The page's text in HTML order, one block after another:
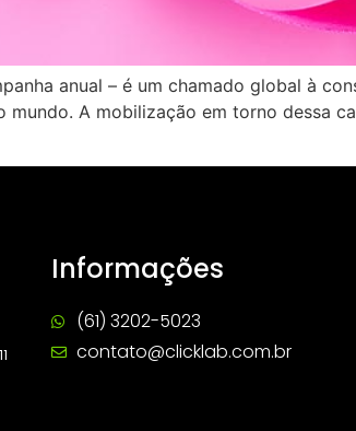
anual – é um chamado global à
A mobilização em torno dessa
Informações
(61) 3202-5023
contato@clicklab.com.br